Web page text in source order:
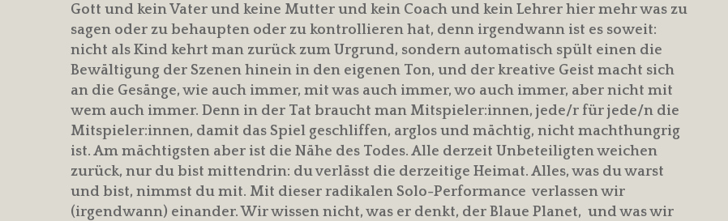
Gott und kein Vater und keine Mutter und kein Coach und kein Lehrer hier mehr was zu
sagen oder zu behaupten oder zu kontrollieren hat, denn irgendwann ist es soweit:
nicht als Kind kehrt man zurück zum Urgrund, sondern automatisch spült einen die
Bewältigung der Szenen hinein in den eigenen Ton, und der kreative Geist macht sich
an die Gesänge, wie auch immer, mit was auch immer, wo auch immer, aber nicht mit
wem auch immer. Denn in der Tat braucht man Mitspieler:innen, jede/r für jede/n die
Mitspieler:innen, damit das Spiel geschliffen, arglos und mächtig, nicht machthungrig
ist. Am mächtigsten aber ist die Nähe des Todes. Alle derzeit Unbeteiligten weichen
zurück, nur du bist mittendrin: du verlässt die derzeitige Heimat. Alles, was du warst
und bist, nimmst du mit. Mit dieser radikalen Solo-Performance verlassen wir
(irgendwann) einander. Wir wissen nicht, was er denkt, der Blaue Planet, und was wir